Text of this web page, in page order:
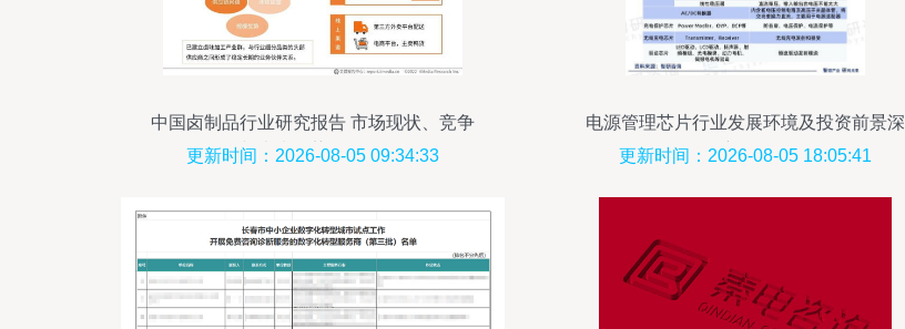
中国卤制品行业研究报告 市场现状、竞争
格局与未来趋势（2021年）
更新时间：2026-08-05 09:34:33
电源管理芯片行业发展环境及投资前景深
度分析
更新时间：2026-08-05 18:05:41